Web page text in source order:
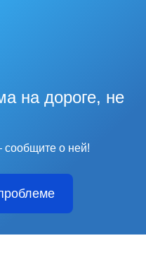
на дороге, не
сообщите о ней!